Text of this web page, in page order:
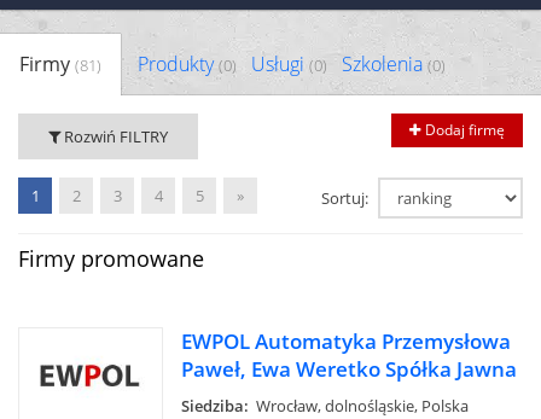
Firmy (81) Produkty(0) Usługi (0) Szkolenia (0)
Dodaj firmę
Rozwiń FILTRY
1 2 3 4 5 » Sortuj:
Firmy promowane
EWPOL Automatyka Przemysłowa
Paweł, Ewa Weretko Spółka Jawna
Siedziba: Wrocław, dolnośląskie, Polska